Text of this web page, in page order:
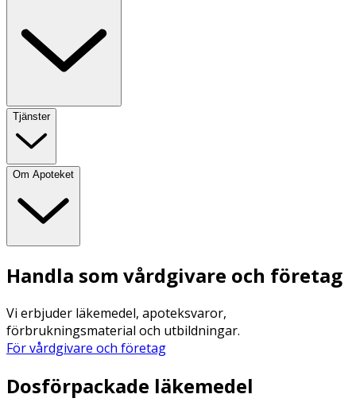
Tjänster
Om Apoteket
Handla som vårdgivare och företag
Vi erbjuder läkemedel, apoteksvaror,
förbrukningsmaterial och utbildningar.
För vårdgivare och företag
Dosförpackade läkemedel